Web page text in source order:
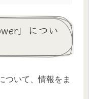
」につい
ついて、情報をま